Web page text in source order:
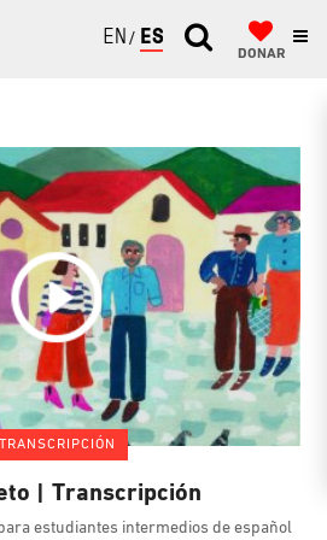
ENGLISH
ESPAÑOL
DONAR
TRANSCRIPCIÓN
| Transcripción
estudiantes intermedios de español